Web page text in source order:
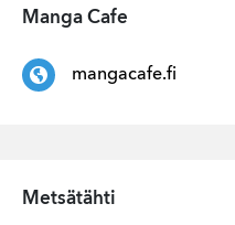
Manga Cafe
mangacafe.fi
Metsätähti